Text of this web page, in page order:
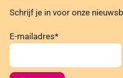
Schrijf je in voor onze
E-mailadres*